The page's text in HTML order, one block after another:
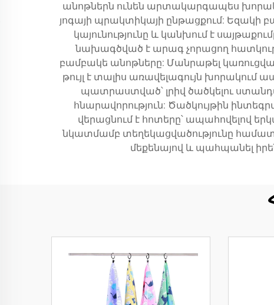
անոթներն ունեն արտակարգապես
յոգայի պրակտիկայի ընթացքում: Եզակի
կայունությունը և կանխում է
նախագծված է արագ չորացող
բամբակե անոթները: Մանրաթել
թույլ է տալիս առավելագույն խորակում
պատրաստված՝ լրիվ ծածկելու
հնարավորություն: Ծածկույթին
վերացնում է հոտերը՝ ապահովելով
նկատմամբ տեղեկացվածությունը
մեքենայով և պահպանել